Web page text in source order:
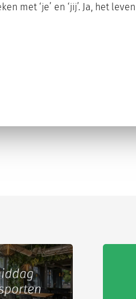
met ‘je’ en ‘jij’. Ja, het